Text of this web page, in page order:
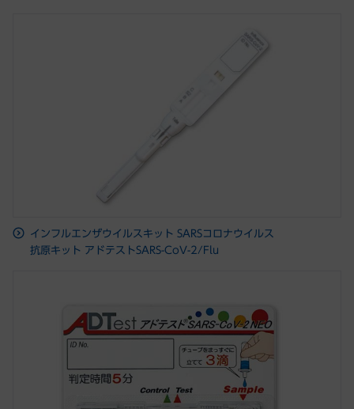
インフルエンザウイルスキット SARSコロナウイルス
抗原キット アドテストSARS-CoV-2/Flu